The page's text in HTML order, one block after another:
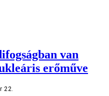
van
erőműve
22.